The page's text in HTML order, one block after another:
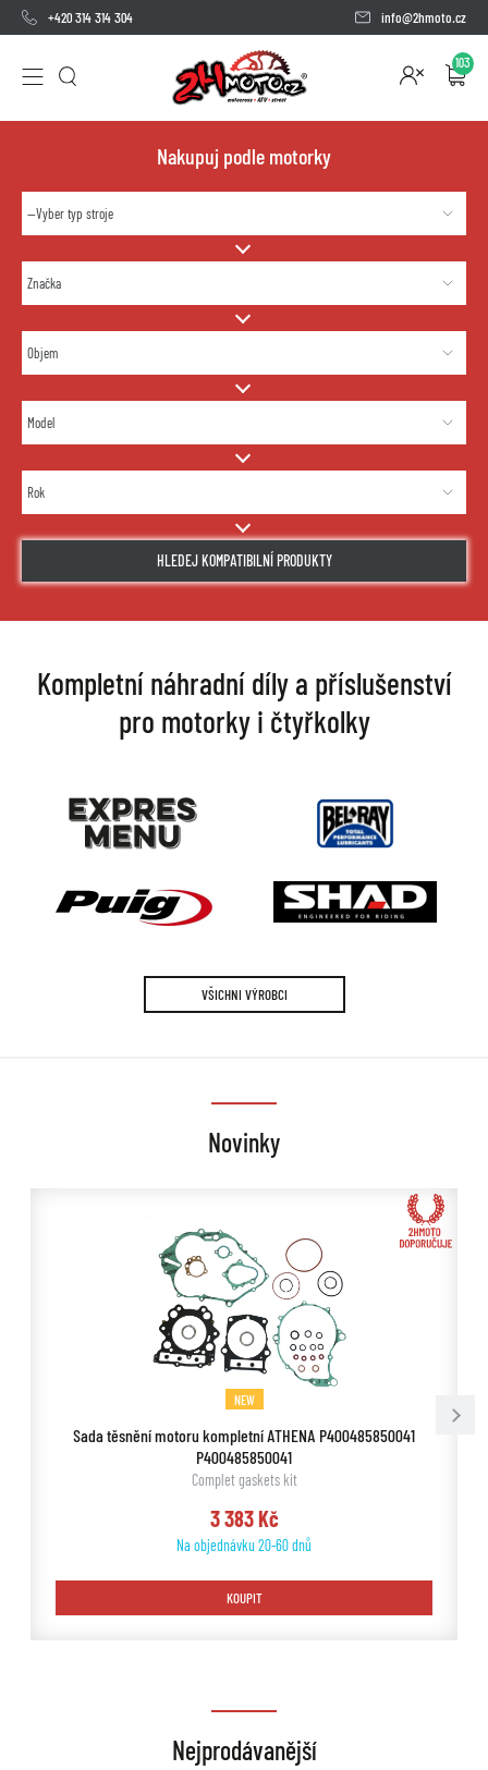
+420 314 314 304 info@2hmoto.cz
103
Nakupuj podle motorky
HLEDEJ KOMPATIBILNÍ PRODUKTY
Kompletní náhradní díly a příslušenství
pro motorky i čtyřkolky
VŠICHNI VÝROBCI
Novinky
Sada těsnění motoru kompletní ATHENA P400485850041
P400485850041
Complet gaskets kit
NEW
3 383 Kč
Na objednávku 20-60 dnů
KOUPIT
Nejprodávanější